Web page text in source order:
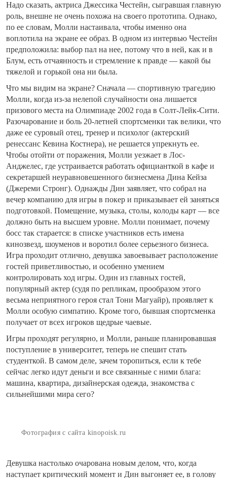
Надо сказать, актриса Джессика Честейн, сыгравшая главную
роль, внешне не очень похожа на своего прототипа. Однако,
по ее словам, Молли настаивала, чтобы именно она
воплотила на экране ее образ. В одном из интервью Честейн
предположила: выбор пал на нее, потому что в ней, как и в
Блум, есть отчаянность и стремление к правде — какой бы
тяжелой и горькой она ни была.
Что мы видим на экране? Сначала — спортивную трагедию
Молли, когда из-за нелепой случайности она лишается
призового места на Олимпиаде 2002 года в Солт-Лейк-Сити.
Разочарование и боль 20-летней спортсменки так велики, что
даже ее суровый отец, тренер и психолог (актерский
ренессанс Кевина Костнера), не решается упрекнуть ее.
Чтобы отойти от поражения, Молли уезжает в Лос-
Анджелес, где устраивается работать официанткой в кафе и
секретаршей неуравновешенного бизнесмена Дина Кейза
(Джереми Стронг). Однажды Дин заявляет, что собрал на
вечер компанию для игры в покер и приказывает ей заняться
подготовкой. Помещение, музыка, столы, колоды карт — все
должно быть на высшем уровне. Молли понимает, почему
босс так старается: в списке участников есть имена
кинозвезд, шоуменов и воротил более серьезного бизнеса.
Игра проходит отлично, девушка завоевывает расположение
гостей приветливостью, и особенно умением
контролировать ход игры. Один из главных гостей,
популярный актер (судя по репликам, прообразом этого
весьма неприятного героя стал Тони Магуайр), проявляет к
Молли особую симпатию. Кроме того, бывшая спортсменка
получает от всех игроков щедрые чаевые.
Игры проходят регулярно, и Молли, раньше планировавшая
поступление в университет, теперь не спешит стать
студенткой. В самом деле, зачем торопиться, если к тебе
сейчас легко идут деньги и все связанные с ними блага:
машина, квартира, дизайнерская одежда, знакомства с
сильнейшими мира сего?
Фотография с сайта kinopoisk.ru
Девушка настолько очарована новым делом, что, когда
наступает критический момент и Дин выгоняет ее, в голову